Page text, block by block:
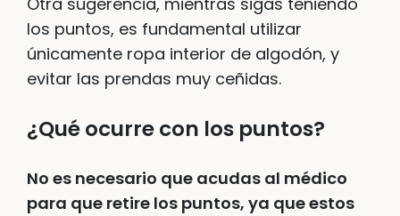
los puntos, es fundamental utilizar
únicamente ropa interior de algodón, y
evitar las prendas muy ceñidas.
¿Qué ocurre con los puntos?
No es necesario que acudas al médico
para que retire los puntos, ya que estos